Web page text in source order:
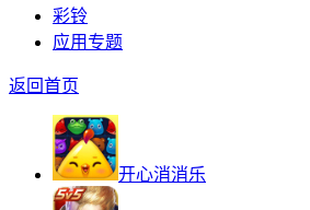
彩铃
应用专题
返回首页
开心消消乐